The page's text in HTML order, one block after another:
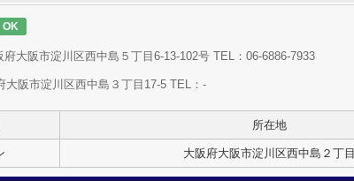
OK
府大阪市淀川区西中島５丁目6-13-102号 TEL：06-6886-7933
大阪市淀川区西中島３丁目17-5 TEL：-
所在地
大阪府大阪市淀川区西中島２丁目